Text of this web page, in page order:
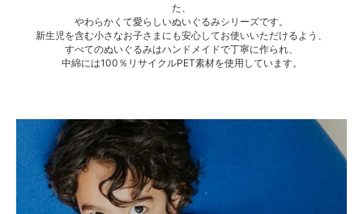
た、
やわらかくて愛らしいぬいぐるみシリーズです。
新生児を含む小さなお子さまにも安心してお使いいただけるよう、
すべてのぬいぐるみはハンドメイドで丁寧に作られ、
中綿には100％リサイクルPET素材を使用しています。